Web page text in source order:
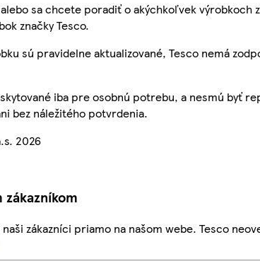
sa chcete poradiť o akýchkoľvek výrobkoch
značky Tesco.
sú pravidelne aktualizované, Tesco nemá
iba pre osobnú potrebu, a nesmú byť
bez náležitého potvrdenia.
2026
zákazníci priamo na našom webe. Tesco